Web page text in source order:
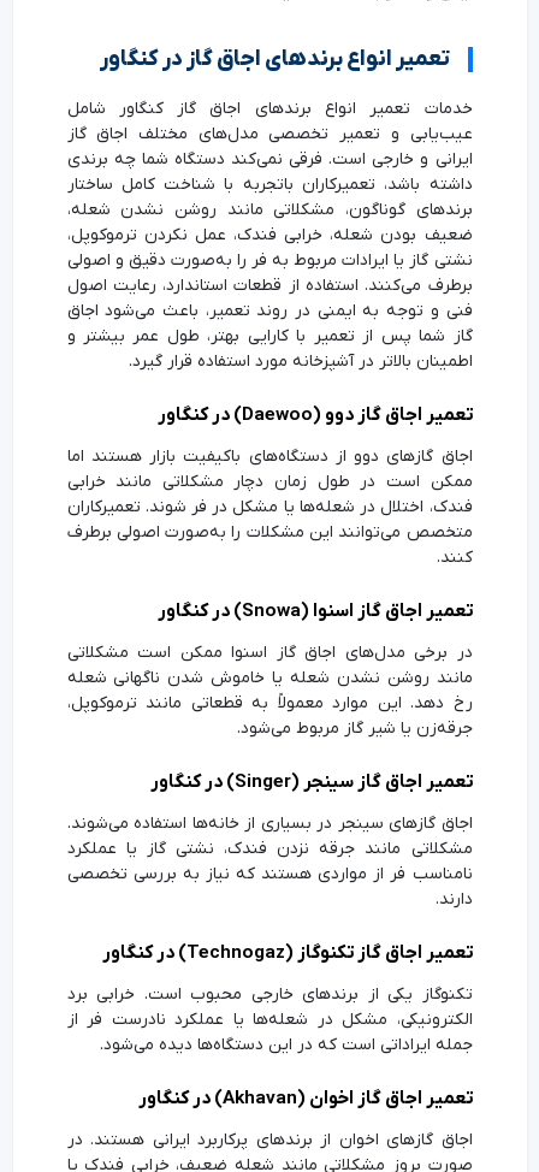
تعمیر انواع برندهای اجاق گاز در کنگاور
خدمات تعمیر انواع برندهای اجاق گاز کنگاور شامل
عیب‌یابی و تعمیر تخصصی مدل‌های مختلف اجاق گاز
ایرانی و خارجی است. فرقی نمی‌کند دستگاه شما چه برندی
داشته باشد، تعمیرکاران باتجربه با شناخت کامل ساختار
برندهای گوناگون، مشکلاتی مانند روشن نشدن شعله،
ضعیف بودن شعله، خرابی فندک، عمل نکردن ترموکوپل،
نشتی گاز یا ایرادات مربوط به فر را به‌صورت دقیق و اصولی
برطرف می‌کنند. استفاده از قطعات استاندارد، رعایت اصول
فنی و توجه به ایمنی در روند تعمیر، باعث می‌شود اجاق
گاز شما پس از تعمیر با کارایی بهتر، طول عمر بیشتر و
اطمینان بالاتر در آشپزخانه مورد استفاده قرار گیرد.
تعمیر اجاق گاز دوو (Daewoo) در کنگاور
اجاق گازهای دوو از دستگاه‌های باکیفیت بازار هستند اما
ممکن است در طول زمان دچار مشکلاتی مانند خرابی
فندک، اختلال در شعله‌ها یا مشکل در فر شوند. تعمیرکاران
متخصص می‌توانند این مشکلات را به‌صورت اصولی برطرف
کنند.
تعمیر اجاق گاز اسنوا (Snowa) در کنگاور
در برخی مدل‌های اجاق گاز اسنوا ممکن است مشکلاتی
مانند روشن نشدن شعله یا خاموش شدن ناگهانی شعله
رخ دهد. این موارد معمولاً به قطعاتی مانند ترموکوپل،
جرقه‌زن یا شیر گاز مربوط می‌شود.
تعمیر اجاق گاز سینجر (Singer) در کنگاور
اجاق گازهای سینجر در بسیاری از خانه‌ها استفاده می‌شوند.
مشکلاتی مانند جرقه نزدن فندک، نشتی گاز یا عملکرد
نامناسب فر از مواردی هستند که نیاز به بررسی تخصصی
دارند.
تعمیر اجاق گاز تکنوگاز (Technogaz) در کنگاور
تکنوگاز یکی از برندهای خارجی محبوب است. خرابی برد
الکترونیکی، مشکل در شعله‌ها یا عملکرد نادرست فر از
جمله ایراداتی است که در این دستگاه‌ها دیده می‌شود.
تعمیر اجاق گاز اخوان (Akhavan) در کنگاور
اجاق گازهای اخوان از برندهای پرکاربرد ایرانی هستند. در
صورت بروز مشکلاتی مانند شعله ضعیف، خرابی فندک یا